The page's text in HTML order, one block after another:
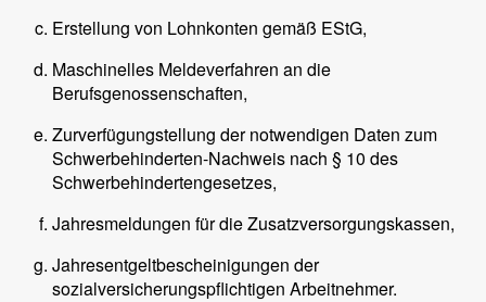
Erstellung von Lohnkonten gemäß EStG,
Maschinelles Meldeverfahren an die
Berufsgenossenschaften,
Zurverfügungstellung der notwendigen Daten zum
Schwerbehinderten-Nachweis nach § 10 des
Schwerbehindertengesetzes,
Jahresmeldungen für die Zusatzversorgungskassen,
Jahresentgeltbescheinigungen der
sozialversicherungspflichtigen Arbeitnehmer.